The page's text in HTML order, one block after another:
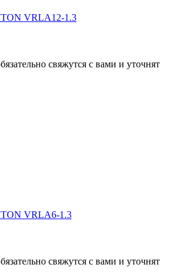
VRLA12-1.3
свяжутся с вами и уточнят
VRLA6-1.3
свяжутся с вами и уточнят